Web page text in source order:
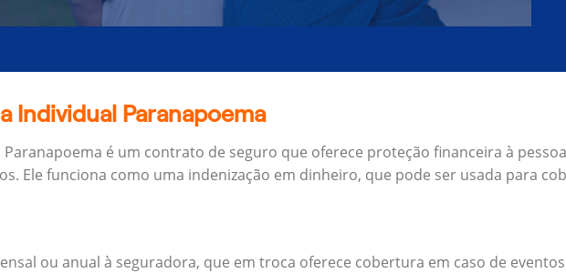
Individual Paranapoema
é um contrato de seguro que oferece proteção financeira à
Ele funciona como uma indenização em dinheiro, que pode ser usada para
ou anual à seguradora, que em troca oferece cobertura em caso de